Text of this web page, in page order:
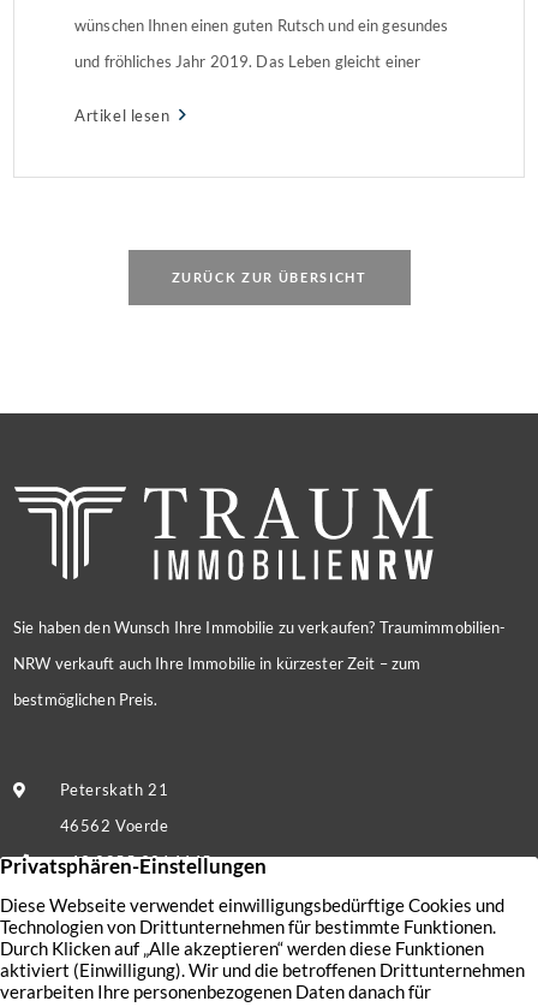
wünschen Ihnen einen guten Rutsch und ein gesundes
und fröhliches Jahr 2019. Das Leben gleicht einer
Artikel lesen
ZURÜCK ZUR ÜBERSICHT
Sie haben den Wunsch Ihre Immobilie zu verkaufen? Traumimmobilien-
NRW verkauft auch Ihre Immobilie in kürzester Zeit – zum
bestmöglichen Preis.
Peterskath 21
46562 Voerde
+49 2855 9214445
Nachricht senden
Kontakt Nutzungsbedingungen